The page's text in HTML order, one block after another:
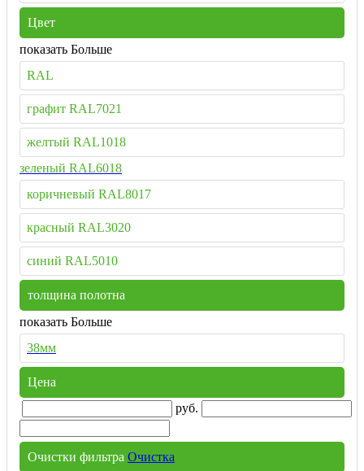
Цвет
показать Больше
RAL
графит RAL7021
желтый RAL1018
зеленый RAL6018
коричневый RAL8017
красный RAL3020
синий RAL5010
толщина полотна
показать Больше
38мм
Цена
руб.
Очистки фильтра Очистка